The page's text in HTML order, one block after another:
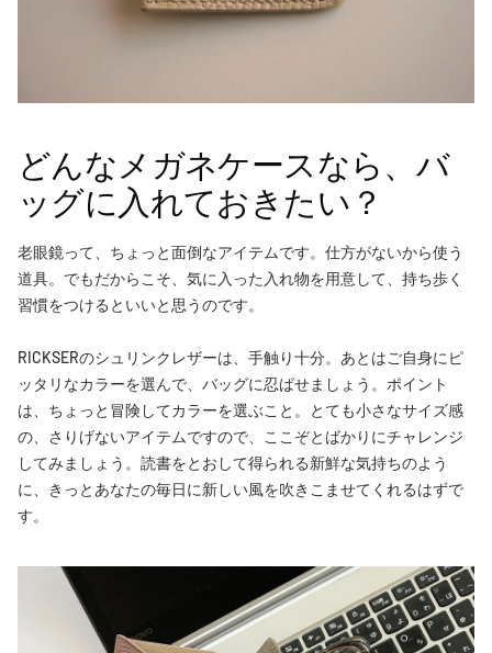
どんなメガネケースなら、バ
ッグに入れておきたい？
老眼鏡って、ちょっと面倒なアイテムです。仕方がないから使う
道具。でもだからこそ、気に入った入れ物を用意して、持ち歩く
習慣をつけるといいと思うのです。
RICKSERのシュリンクレザーは、手触り十分。あとはご自身にピ
ッタリなカラーを選んで、バッグに忍ばせましょう。ポイント
は、ちょっと冒険してカラーを選ぶこと。とても小さなサイズ感
の、さりげないアイテムですので、ここぞとばかりにチャレンジ
してみましょう。読書をとおして得られる新鮮な気持ちのよう
に、きっとあなたの毎日に新しい風を吹きこませてくれるはずで
す。